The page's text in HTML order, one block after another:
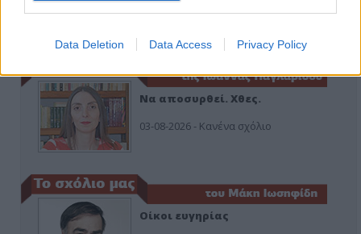
Data Deletion Data Access Privacy Policy
Να αποσυρθεί. Χθες.
03-08-2026 - Κανένα σχόλιο
Οίκοι ευγηρίας